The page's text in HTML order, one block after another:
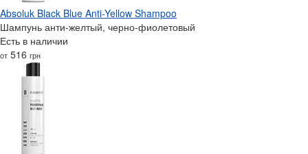
Absoluk Black Blue Anti-Yellow Shampoo
Шампунь анти-желтый, черно-фиолетовый
Есть в наличии
от 516 грн